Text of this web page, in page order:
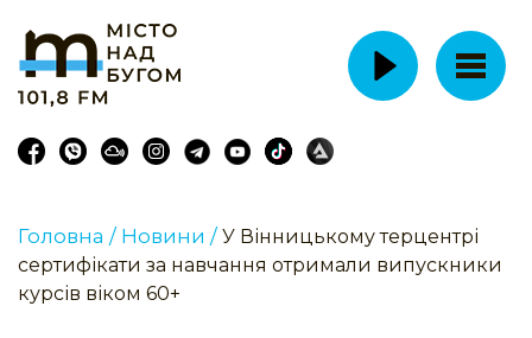
Головна / Новини / У Вінницькому терцентрі
сертифікати за навчання отримали випускники
курсів віком 60+